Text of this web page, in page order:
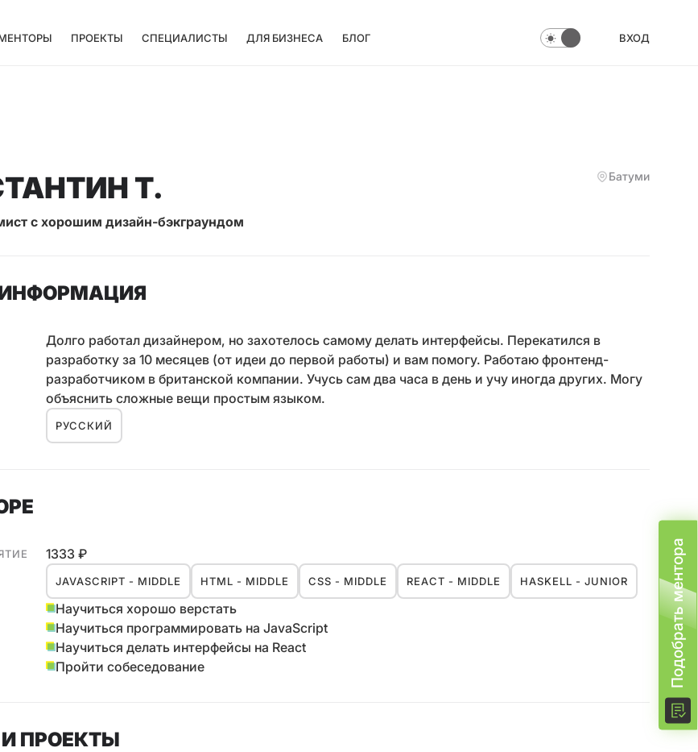
ПРОЕКТЫ СПЕЦИАЛИСТЫ ДЛЯ БИЗНЕСА БЛОГ ВХОД
Подобрать ментора
Т. Батуми
с хорошим дизайн-бэкграундом
Долго работал дизайнером, но захотелось самому делать интерфейсы. Перекатился в
разработку за 10 месяцев (от идеи до первой работы) и вам помогу. Работаю фронтенд-
разработчиком в британской компании. Учусь сам два часа в день и учу иногда других. Могу
объяснить сложные вещи простым языком.
РУССКИЙ
1333 ₽
JAVASCRIPT - MIDDLE HTML - MIDDLE CSS - MIDDLE REACT - MIDDLE HASKELL - JUNIOR
Научиться хорошо верстать
Научиться программировать на JavaScript
Научиться делать интерфейсы на React
Пройти собеседование
ПРОЕКТЫ